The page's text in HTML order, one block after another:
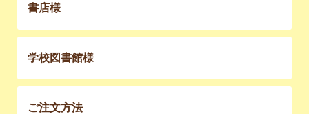
書店様
学校図書館様
ご注文方法